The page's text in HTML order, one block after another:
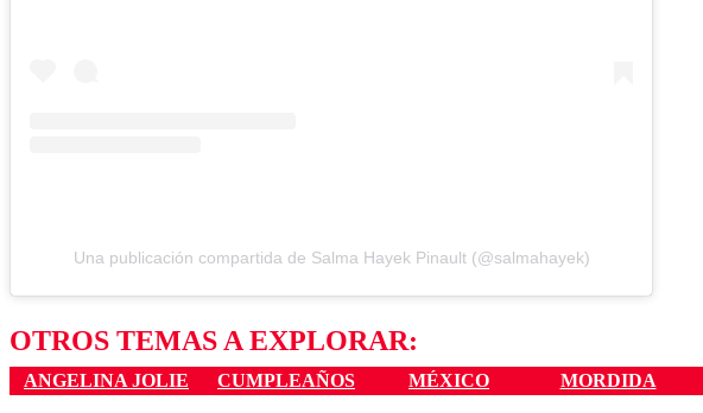
Una publicación compartida de Salma Hayek Pinault (@salmahayek)
OTROS TEMAS A EXPLORAR:
ANGELINA JOLIE CUMPLEAÑOS MÉXICO MORDIDA